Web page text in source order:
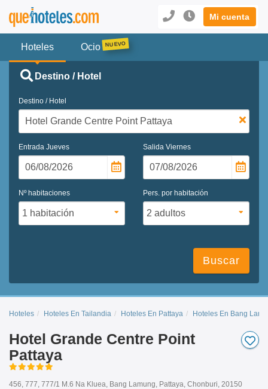
Mi cuenta
Hoteles Ocio
Destino / Hotel
Destino / Hotel
Entrada Jueves Salida Viernes
Nº habitaciones Pers. por habitación
Buscar
Hoteles Hoteles En Tailandia Hoteles En Pattaya Hoteles En Bang
Hotel Grande Centre Point
Pattaya
456, 777, 777/1 M.6 Na Kluea, Bang Lamung, Pattaya, Chonburi, 20150